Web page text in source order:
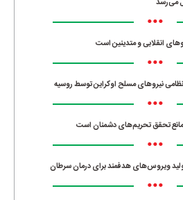
•••
انقلابی و متدینین است
•••
نیروهای مسلح اوکراین توسط روسیه
•••
تحقق تحریم‌های دشمنان است
•••
ویروس‌های هدفمند برای درمان سرطان
•••